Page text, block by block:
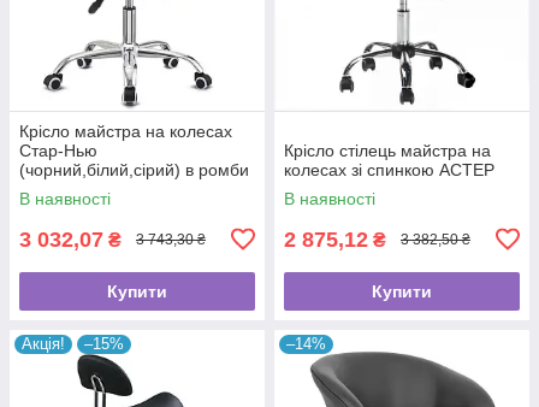
Крісло майстра на колесах
Стар-Нью
(чорний,білий,сірий) в ромби
В наявності
3 032,07 ₴ 3 743,30 ₴
Купити
Крісло стілець майстра на
колесах зі спинкою АСТЕР
В наявності
2 875,12 ₴ 3 382,50 ₴
Купити
Акція! –15% –14%